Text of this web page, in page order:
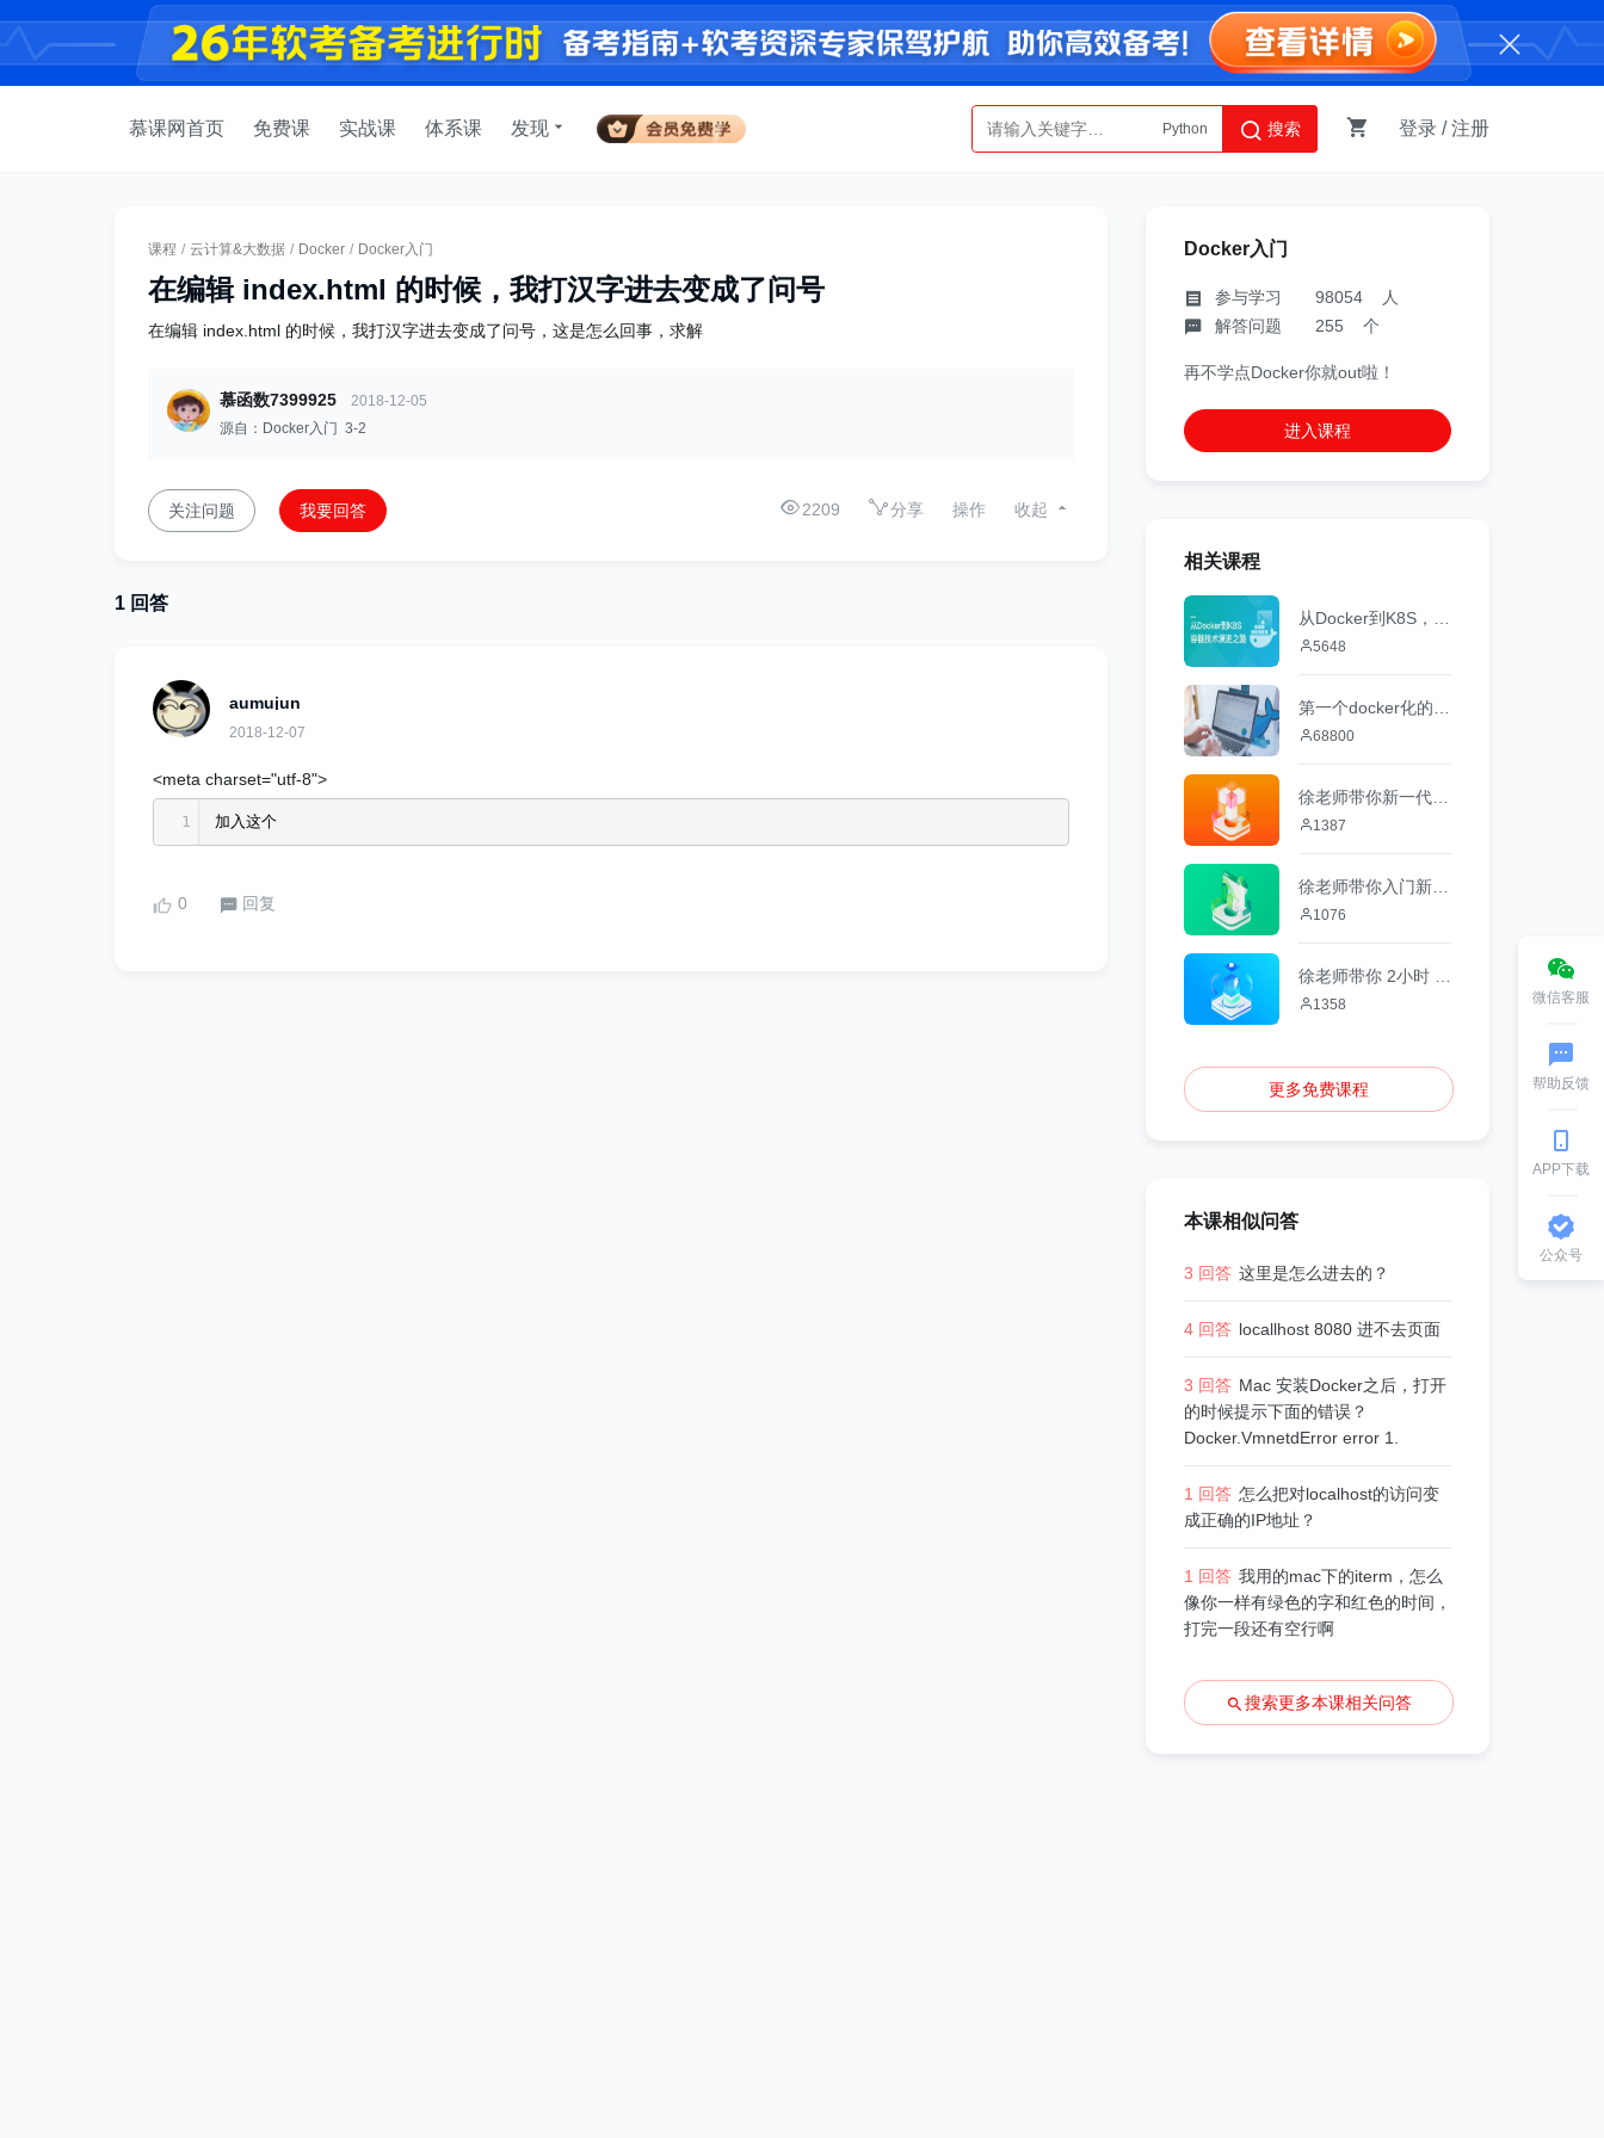
慕课网首页 免费课 实战课 体系课 发现
Python
AI智能体
搜索 登录 /注册
课程 / 云计算&大数据 / Docker / Docker入门
在编辑 index.html 的时候，我打汉字进去变成了问号
在编辑 index.html 的时候，我打汉字进去变成了问号，这是怎么回事，求解
慕函数7399925
2018-12-05
源自：Docker入门 3-2
关注问题 我要回答 2209 分享 操作 收起
1 回答
aumujun
2018-12-07
<meta charset="utf-8">
1 加入这个
0 回复
Docker入门
参与学习 98054 人
解答问题 255 个
再不学点Docker你就out啦！
进入课程
相关课程
5648
68800
1387
1076
1358
更多免费课程
本课相似问答
3 回答 这里是怎么进去的？
4 回答 locallhost 8080 进不去页面
3 回答 Mac 安装Docker之后，打开
的时候提示下面的错误？
Docker.VmnetdError error 1.
1 回答 怎么把对localhost的访问变
成正确的IP地址？
1 回答 我用的mac下的iterm，怎么
像你一样有绿色的字和红色的时间，
打完一段还有空行啊
搜索更多本课相关问答
微信客服
帮助反馈
APP下载
公众号